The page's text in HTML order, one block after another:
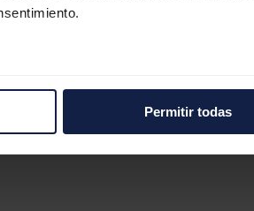
anuncios, ofrecer funciones de redes
Permitir todas
2035. El país está ampliando
país alcance los 31,6 GW en 2035, con